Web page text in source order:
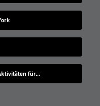
Ein Roboter-Klon, der nervige Aktivitäten für dich übernimmt